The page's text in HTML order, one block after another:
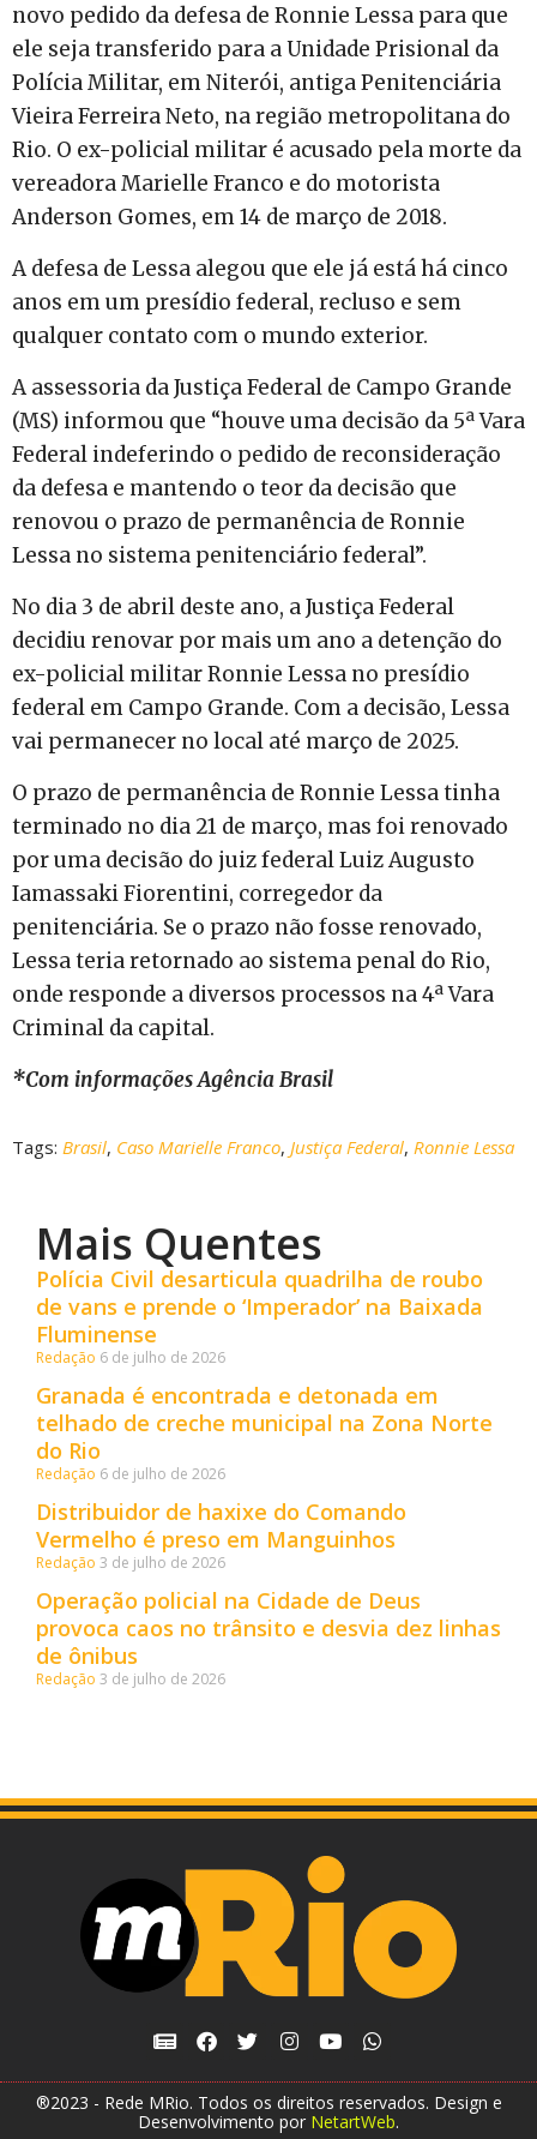
novo pedido da defesa de Ronnie Lessa para que
ele seja transferido para a Unidade Prisional da
Polícia Militar, em Niterói, antiga Penitenciária
Vieira Ferreira Neto, na região metropolitana do
Rio. O ex-policial militar é acusado pela morte da
vereadora Marielle Franco e do motorista
Anderson Gomes, em 14 de março de 2018.
A defesa de Lessa alegou que ele já está há cinco
anos em um presídio federal, recluso e sem
qualquer contato com o mundo exterior.
A assessoria da Justiça Federal de Campo Grande
(MS) informou que “houve uma decisão da 5ª Vara
Federal indeferindo o pedido de reconsideração
da defesa e mantendo o teor da decisão que
renovou o prazo de permanência de Ronnie
Lessa no sistema penitenciário federal”.
No dia 3 de abril deste ano, a Justiça Federal
decidiu renovar por mais um ano a detenção do
ex-policial militar Ronnie Lessa no presídio
federal em Campo Grande. Com a decisão, Lessa
vai permanecer no local até março de 2025.
O prazo de permanência de Ronnie Lessa tinha
terminado no dia 21 de março, mas foi renovado
por uma decisão do juiz federal Luiz Augusto
Iamassaki Fiorentini, corregedor da
penitenciária. Se o prazo não fosse renovado,
Lessa teria retornado ao sistema penal do Rio,
onde responde a diversos processos na 4ª Vara
Criminal da capital.
*Com informações Agência Brasil
Tags: Brasil, Caso Marielle Franco, Justiça Federal, Ronnie Lessa
Mais Quentes
Polícia Civil desarticula quadrilha de roubo
de vans e prende o ‘Imperador’ na Baixada
Fluminense
Redação 6 de julho de 2026
Granada é encontrada e detonada em
telhado de creche municipal na Zona Norte
do Rio
Redação 6 de julho de 2026
Distribuidor de haxixe do Comando
Vermelho é preso em Manguinhos
Redação 3 de julho de 2026
Operação policial na Cidade de Deus
provoca caos no trânsito e desvia dez linhas
de ônibus
Redação 3 de julho de 2026
®2023 - Rede MRio. Todos os direitos reservados. Design e
Desenvolvimento por NetartWeb.